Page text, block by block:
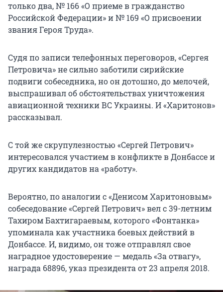
только два, № 166 «О приеме в гражданство
Российской Федерации» и № 169 «О присвоении
звания Героя Труда».
Судя по записи телефонных переговоров, «Сергея
Петровича» не сильно заботили сирийские
подвиги собеседника, но он дотошно, до мелочей,
выспрашивал об обстоятельствах уничтожения
авиационной техники ВС Украины. И «Харитонов»
рассказывал.
С той же скрупулезностью «Сергей Петрович»
интересовался участием в конфликте в Донбассе и
других кандидатов на «работу».
Вероятно, по аналогии с «Денисом Харитоновым»
собеседование «Сергей Петрович» вел с 39-летним
Тахиром Бахтигараевым, которого «Фонтанка»
упоминала как участника боевых действий в
Донбассе. И, видимо, он тоже отправлял свое
наградное удостоверение — медаль «За отвагу»,
награда 68896, указ президента от 23 апреля 2018.